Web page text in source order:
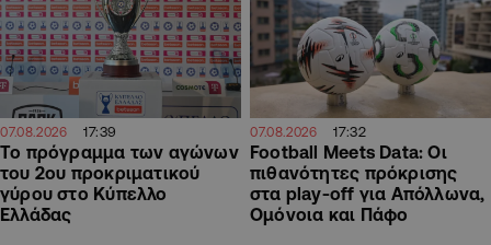
07.08.2026 17:39
Το πρόγραμμα των αγώνων
του 2ου προκριματικού
γύρου στο Κύπελλο
Ελλάδας
07.08.2026 17:32
Football Meets Data: Οι
πιθανότητες πρόκρισης
στα play-off για Απόλλωνα,
Ομόνοια και Πάφο